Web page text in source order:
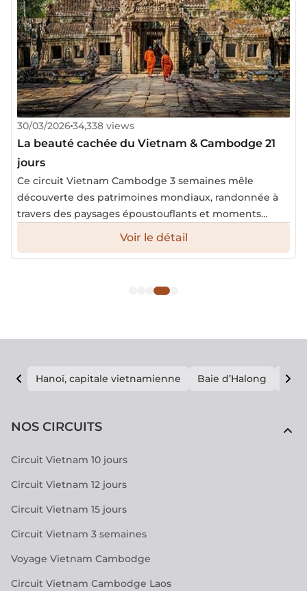
la spectaculaire baie d’Halong à bord d’une jonque
traditionnelle, au nord-est, jusqu’à la plage insulaire et
reposante de Phu Quoc, à l’extrême sud du pays. Des
randonnées pédestres à la découverte…
Voir le détail
Hanoï, capitale vietnamienne Baie d’Halong E
NOS CIRCUITS
Circuit Vietnam 10 jours
Circuit Vietnam 12 jours
Circuit Vietnam 15 jours
Circuit Vietnam 3 semaines
Voyage Vietnam Cambodge
Circuit Vietnam Cambodge Laos